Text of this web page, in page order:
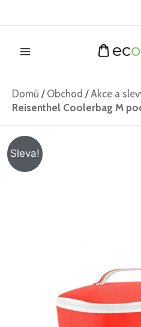
Domů / Obchod /Akce a
Reisenthel Coolerbag M
Sleva!
Termopouzdro
Reisenthel